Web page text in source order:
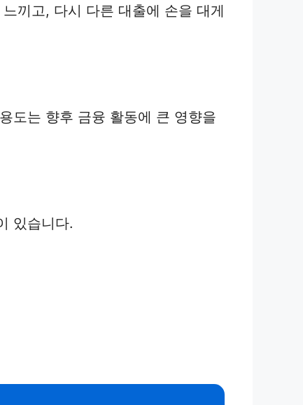
끼고, 다시 다른 대출에 손을 대게
도는 향후 금융 활동에 큰 영향을
있습니다.